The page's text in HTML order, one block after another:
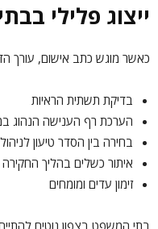
ייצוג פלילי
כאשר מוגש כתב אישום, עורך
בדיקת תשתית הראיות
הערכת רף הענישה הנהוג
בחירה בין הסדר טיעון
איתור כשלים בהליך החקירה
זימון עדים ומומחים